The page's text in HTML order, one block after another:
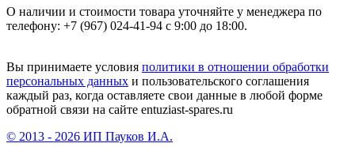
О наличии и стоимости товара уточняйте у менеджера по
телефону: +7 (967) 024-41-94 с 9:00 до 18:00.
Вы принимаете условия политики в отношении обработки
персональных данных и пользовательского соглашения
каждый раз, когда оставляете свои данные в любой форме
обратной связи на сайте entuziast-spares.ru
© 2013 - 2026 ИП Пауков И.А.